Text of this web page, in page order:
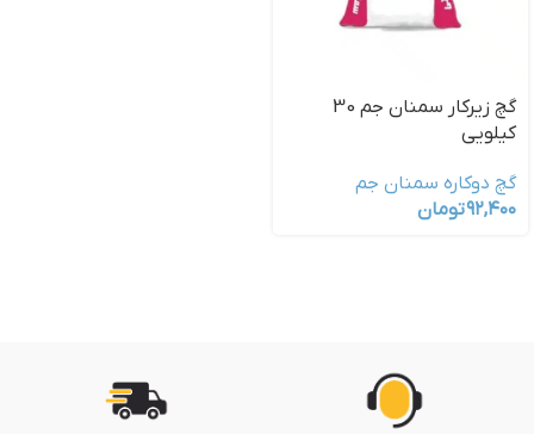
گچ زیرکار سمنان جم 30
کیلویی
گچ دوکاره سمنان جم
۹۲,۴۰۰تومان